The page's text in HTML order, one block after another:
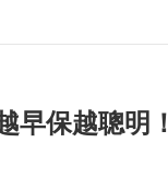
早保越聰明！